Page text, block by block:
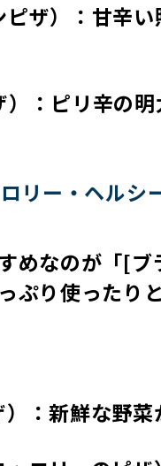
ザ）：甘辛
：ピリ辛の
リー・ヘルシ
めなのが「[
ぷり使ったり
：新鮮な野菜